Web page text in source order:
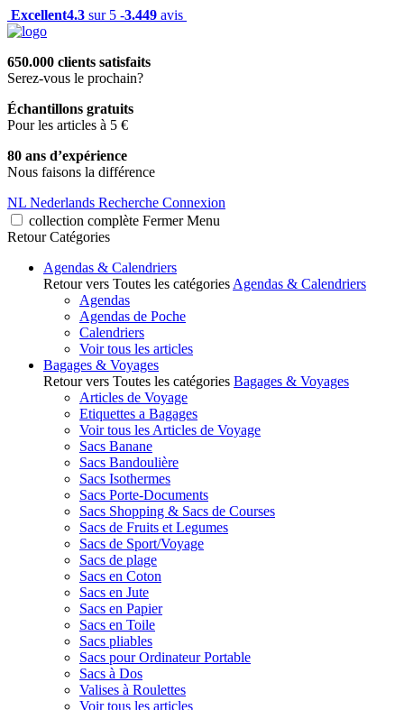
Excellent4.3 sur 5 -3.449 avis
650.000 clients satisfaits
Serez-vous le prochain?
Échantillons gratuits
Pour les articles à 5 €
80 ans d’expérience
Nous faisons la différence
NL Nederlands Recherche Connexion
collection complète Fermer Menu
Retour Catégories
Agendas & Calendriers
Retour vers Toutes les catégories Agendas & Calendriers
Agendas
Agendas de Poche
Calendriers
Voir tous les articles
Bagages & Voyages
Retour vers Toutes les catégories Bagages & Voyages
Articles de Voyage
Etiquettes a Bagages
Voir tous les Articles de Voyage
Sacs Banane
Sacs Bandoulière
Sacs Isothermes
Sacs Porte-Documents
Sacs Shopping & Sacs de Courses
Sacs de Fruits et Legumes
Sacs de Sport/Voyage
Sacs de plage
Sacs en Coton
Sacs en Jute
Sacs en Papier
Sacs en Toile
Sacs pliables
Sacs pour Ordinateur Portable
Sacs à Dos
Valises à Roulettes
Voir tous les articles